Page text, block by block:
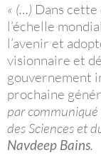
« (…) Dans cette
l’échelle
l’avenir et
visionnaire et
gouvernement
prochaine
par
des Sciences et
Navdeep Bains.